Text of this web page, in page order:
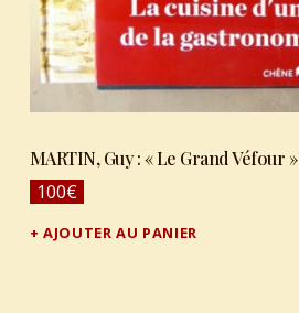
MARTIN, Guy : « Le Grand Véfour »
100€
AJOUTER AU PANIER